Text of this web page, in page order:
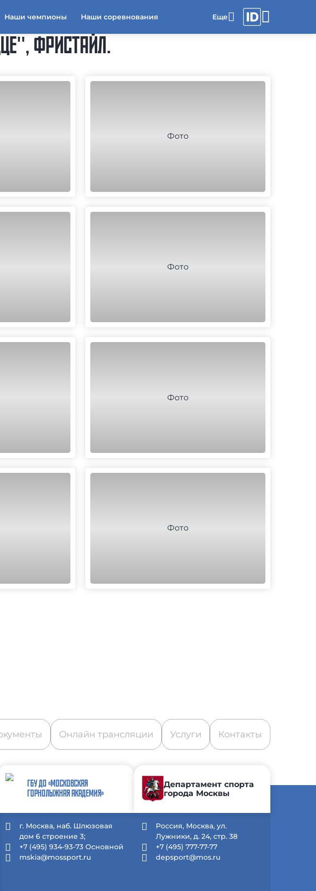
Наши чемпионы Наши соревнования
ФРИСТАЙЛ.
Онлайн трансляции Услуги Контакты
ГБУ ДО «МОСКОВСКАЯ
ГОРНОЛЫЖНАЯ АКАДЕМИЯ»
г. Москва, наб. Шлюзовая
дом 6 строение 3;
+7 (495) 934-93-73 Основной
mskia@mossport.ru
Департамент спорта
города Москвы
Россия, Москва, ул.
Лужники, д. 24, стр. 38
+7 (495) 777-77-77
depsport@mos.ru